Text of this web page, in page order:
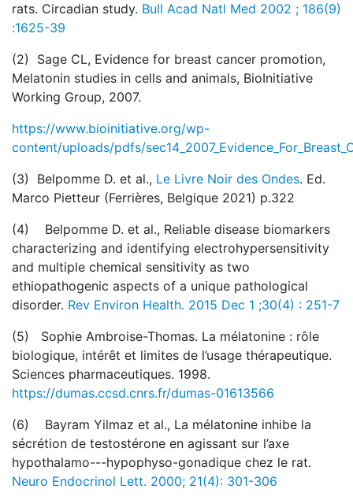
rats. Circadian study. Bull Acad Natl Med 2002 ; 186(9)
:1625-39
(2) Sage CL, Evidence for breast cancer promotion,
Melatonin studies in cells and animals, BioInitiative
Working Group, 2007.
https://www.bioinitiative.org/wp-
content/uploads/pdfs/
(3) Belpomme D. et al., Le Livre Noir des Ondes. Ed.
Marco Pietteur (Ferrières, Belgique 2021) p.322
(4) Belpomme D. et al., Reliable disease biomarkers
characterizing and identifying electrohypersensitivity
and multiple chemical sensitivity as two
ethiopathogenic aspects of a unique pathological
disorder. Rev Environ Health. 2015 Dec 1 ;30(4) : 251-7
(5) Sophie Ambroise-Thomas. La mélatonine : rôle
biologique, intérêt et limites de l’usage thérapeutique.
Sciences pharmaceutiques. 1998.
https://dumas.ccsd.cnrs.fr/dumas-01613566
(6) Bayram Yilmaz et al., La mélatonine inhibe la
sécrétion de testostérone en agissant sur l’axe
hypothalamo---hypophyso-gonadique chez le rat.
Neuro Endocrinol Lett. 2000; 21(4): 301-306